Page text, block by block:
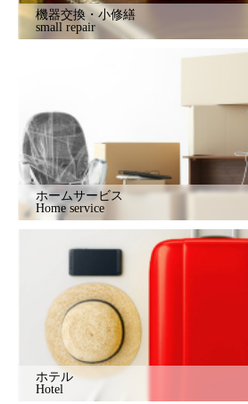
機器交換・小修繕
small repair
ホームサービス
Home service
ホテル
Hotel